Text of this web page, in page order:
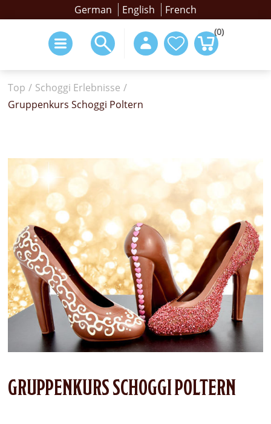
German English French
(0)
Top / Schoggi Erlebnisse /
Gruppenkurs Schoggi Poltern
GRUPPENKURS SCHOGGI POLTERN